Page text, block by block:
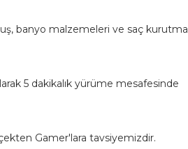
banyo malzemeleri ve saç kurutma
5 dakikalık yürüme mesafesinde
Gamer'lara tavsiyemizdir.